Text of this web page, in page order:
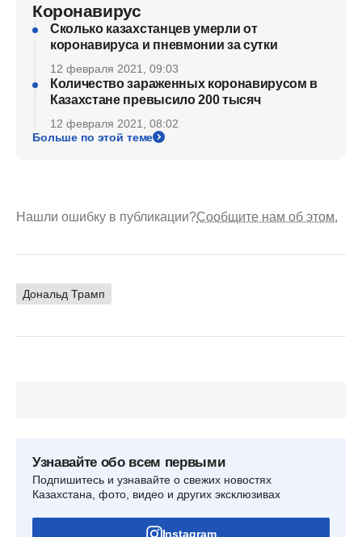
Коронавирус
Сколько казахстанцев умерли от
коронавируса и пневмонии за сутки
12 февраля 2021, 09:03
Количество зараженных коронавирусом в
Казахстане превысило 200 тысяч
12 февраля 2021, 08:02
Больше по этой теме
Нашли ошибку в публикации?Сообщите нам об этом.
Дональд Трамп
Узнавайте обо всем первыми
Подпишитесь и узнавайте о свежих новостях
Казахстана, фото, видео и других эксклюзивах
Instagram